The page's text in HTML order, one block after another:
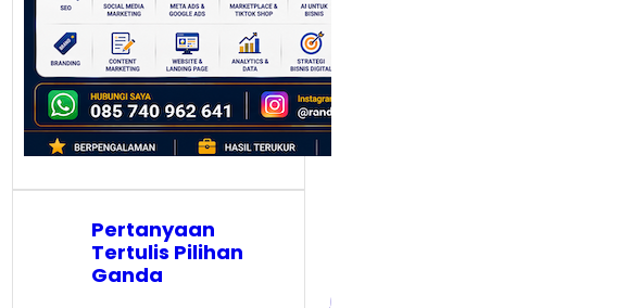
Malang dikenal sebagai
salah satu kota yang
melahirkan banyak ide,
…
Pertanyaan
Tertulis Pilihan
Ganda